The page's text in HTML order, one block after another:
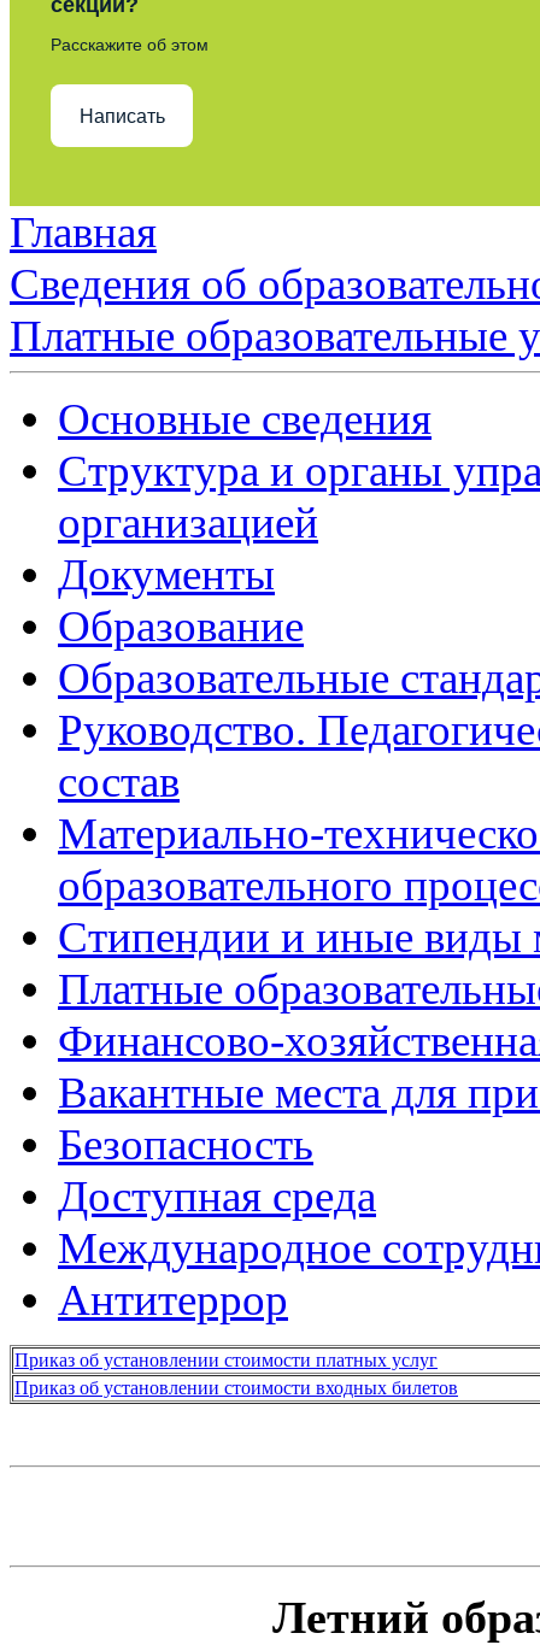
секции?
Расскажите об этом
Написать
Главная
Сведения об
Платные образовательные
Основные сведения
Структура и органы
организацией
Документы
Образование
Образовательные
Руководство.
состав
Материально-
образовательного
Стипендии и иные виды
Платные
Финансово-
Вакантные места для
Безопасность
Доступная среда
Международное
Антитеррор
Приказ об установлении стоимости платных услуг
Приказ об установлении стоимости входных билетов
Летний